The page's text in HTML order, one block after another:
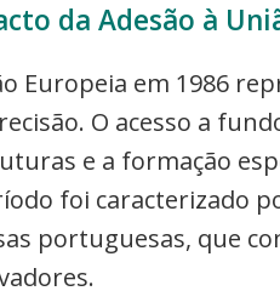
da Adesão à
Europeia em 1986
O acesso a
e a formação
foi caracterizado
portuguesas, que